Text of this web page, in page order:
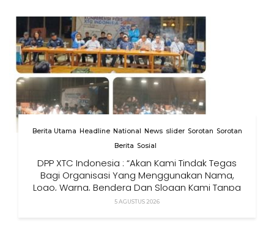
Berita Utama Headline National News slider Sorotan Sorotan
Berita Sosial
DPP XTC Indonesia : “Akan Kami Tindak Tegas
Bagi Organisasi Yang Menggunakan Nama,
Logo, Warna, Bendera Dan Slogan Kami Tanpa
Izin”
5 AGUSTUS 2026